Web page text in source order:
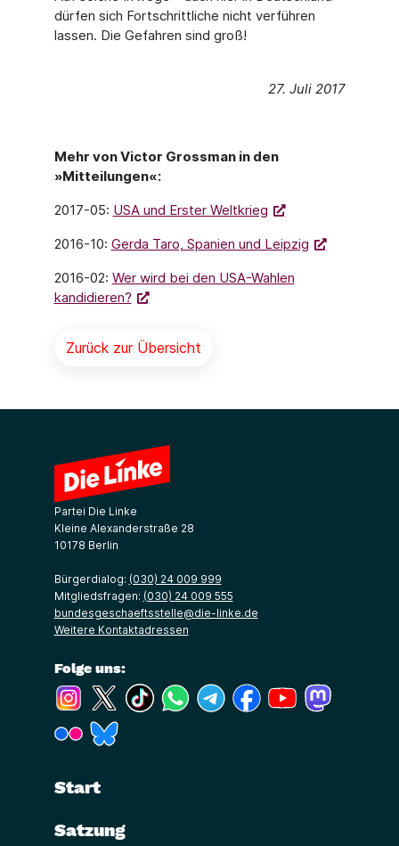
dürfen sich Fortschrittliche nicht verführen
lassen. Die Gefahren sind groß!
27. Juli 2017
Mehr von Victor Grossman in den
»Mitteilungen«:
2017-05: USA und Erster Weltkrieg
2016-10: Gerda Taro, Spanien und Leipzig
2016-02: Wer wird bei den USA-Wahlen
kandidieren?
Zurück zur Übersicht
Partei Die Linke
Kleine Alexanderstraße 28
10178 Berlin
Bürgerdialog: (030) 24 009 999
Mitgliedsfragen: (030) 24 009 555
bundesgeschaeftsstelle@die-linke.de
Weitere Kontaktadressen
Folge uns:
(Link öffnet ein neues Fenster)
(Link öffnet ein neues Fenster)
(Link öffnet ein neues Fenster)
(Link öffnet ein neues Fenster)
(Link öffnet ein neues Fenster)
(Link öffnet ein neues
(Link öffnet ein
(Link öffnet ein neues Fenster)
Start
Satzung